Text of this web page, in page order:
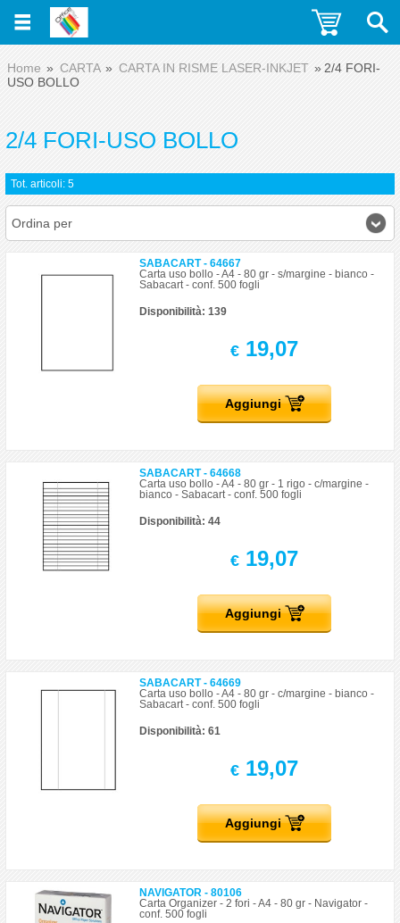
Home CARTA CARTA IN RISME LASER-INKJET
2/4 FORI-
USO BOLLO
2/4 FORI-USO BOLLO
Tot. articoli: 5
Ordina per
SABACART - 64667
Carta uso bollo - A4 - 80 gr - s/margine - bianco -
Sabacart - conf. 500 fogli
Disponibilità: 139
€19,07
Aggiungi
SABACART - 64668
Carta uso bollo - A4 - 80 gr - 1 rigo - c/margine -
bianco - Sabacart - conf. 500 fogli
Disponibilità: 44
€19,07
Aggiungi
SABACART - 64669
Carta uso bollo - A4 - 80 gr - c/margine - bianco -
Sabacart - conf. 500 fogli
Disponibilità: 61
€19,07
Aggiungi
NAVIGATOR - 80106
Carta Organizer - 2 fori - A4 - 80 gr - Navigator -
conf. 500 fogli